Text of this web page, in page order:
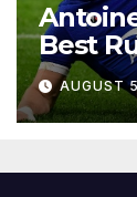
Best
AUGUST